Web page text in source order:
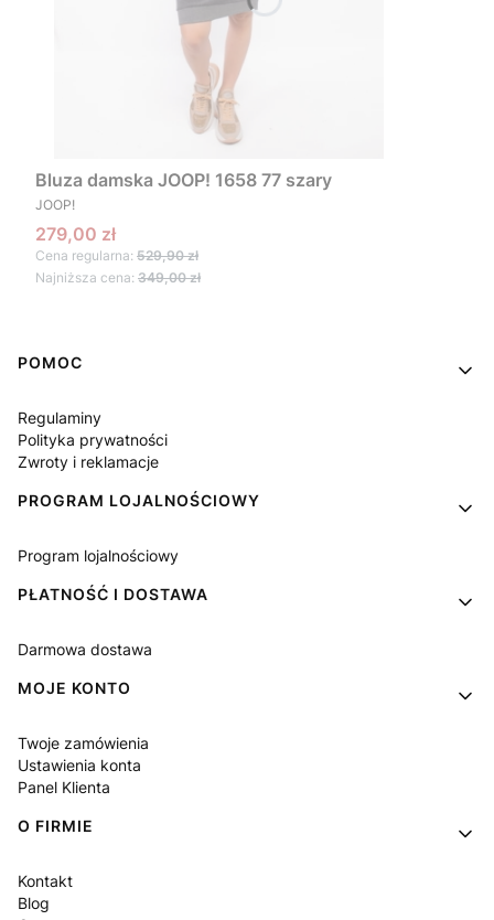
Bluza damska JOOP! 1658 77 szary
PRODUCENT
JOOP!
Cena promocyjna
279,00 zł
Cena regularna: 529,90 zł
Najniższa cena: 349,00 zł
Linki w stopce
POMOC
Regulaminy
Polityka prywatności
Zwroty i reklamacje
PROGRAM LOJALNOŚCIOWY
Program lojalnościowy
PŁATNOŚĆ I DOSTAWA
Darmowa dostawa
MOJE KONTO
Twoje zamówienia
Ustawienia konta
Panel Klienta
O FIRMIE
Kontakt
Blog